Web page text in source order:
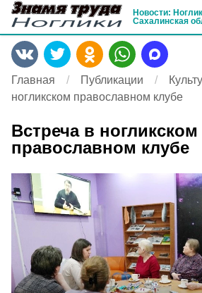
Новости:
Сахалинская
Главная Публикации
ногликском православном клубе
Встреча в ногликском
православном клубе